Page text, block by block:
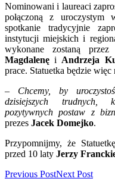
Nominowani i laureaci
połączoną z uroczystym
spotkanie tradycyjnie
instytucji miejskich i
wykonane zostaną
Magdalenęi Andrzeja
prace. Statuetka będzie więc
– Chcemy, by
dzisiejszych trudnych,
pozytywnych postaw z
prezes Jacek Domejko.
Przypomnijmy, że
przed 10 laty Jerzy
Previous PostNext Post